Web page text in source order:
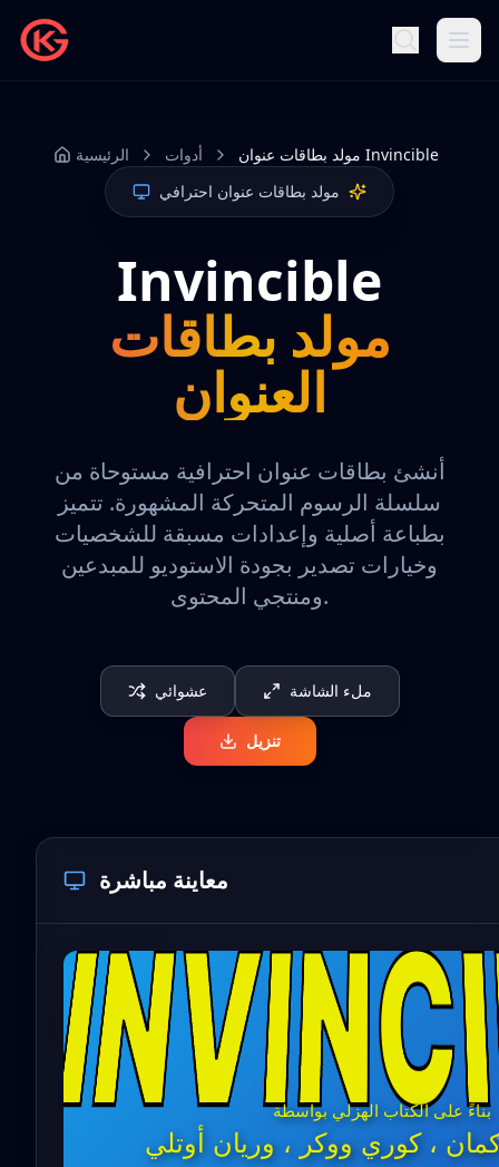
الرئيسية أدوات
مولد بطاقات عنوان Invincible
مولد بطاقات عنوان احترافي
Invincible
مولد بطاقات
العنوان
أنشئ بطاقات عنوان احترافية مستوحاة من
سلسلة الرسوم المتحركة المشهورة. تتميز
بطباعة أصلية وإعدادات مسبقة للشخصيات
وخيارات تصدير بجودة الاستوديو للمبدعين
ومنتجي المحتوى.
عشوائي ملء الشاشة
تنزيل
معاينة مباشرة
بناءً على الكتاب الهزلي بواسطة
، كوري ووكر ، وريان أوتلي